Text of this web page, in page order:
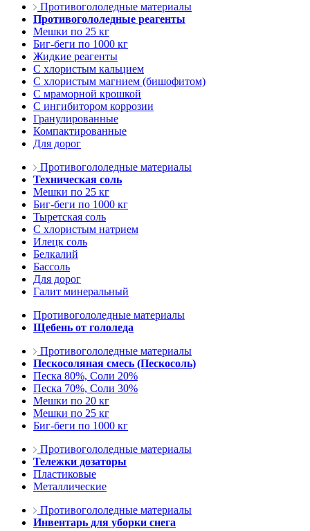
Противогололедные материалы
Противогололедные реагенты
Мешки по 25 кг
Биг-беги по 1000 кг
Жидкие реагенты
С хлористым кальцием
С хлористым магнием (бишофитом)
С мраморной крошкой
С ингибитором коррозии
Гранулированные
Компактированные
Для дорог
Противогололедные материалы
Техническая соль
Мешки по 25 кг
Биг-беги по 1000 кг
Тыретская соль
С хлористым натрием
Илецк соль
Белкалий
Бассоль
Для дорог
Галит минеральный
Противогололедные материалы
Щебень от гололеда
Противогололедные материалы
Пескосоляная смесь (Пескосоль)
Песка 80%, Соли 20%
Песка 70%, Соли 30%
Мешки по 20 кг
Мешки по 25 кг
Биг-беги по 1000 кг
Противогололедные материалы
Тележки дозаторы
Пластиковые
Металлические
Противогололедные материалы
Инвентарь для уборки снега